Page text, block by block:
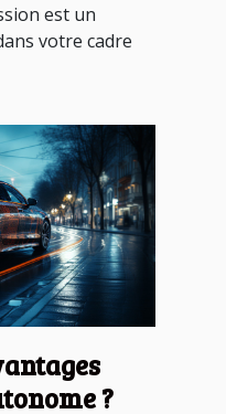
est un
votre cadre
?